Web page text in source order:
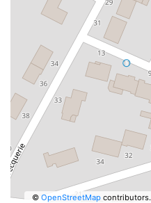
© OpenStreetMapcontributors.